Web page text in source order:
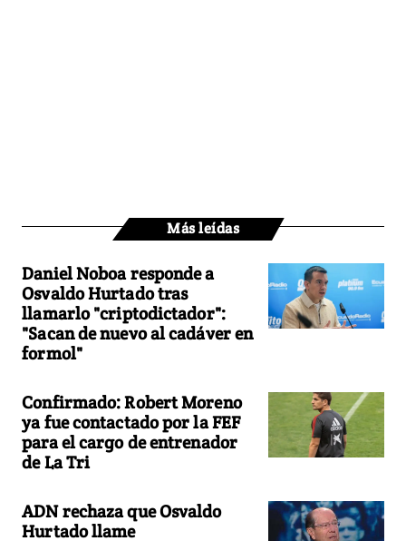
Más leídas
Daniel Noboa responde a
Osvaldo Hurtado tras
llamarlo "criptodictador":
"Sacan de nuevo al cadáver en
formol"
Confirmado: Robert Moreno
ya fue contactado por la FEF
para el cargo de entrenador
de La Tri
ADN rechaza que Osvaldo
Hurtado llame